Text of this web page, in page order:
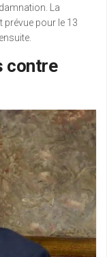
La
pour le 13
contre